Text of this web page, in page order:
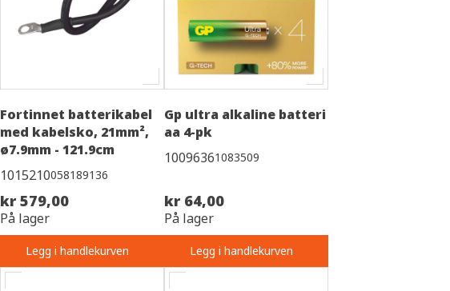
Fortinnet batterikabel
med kabelsko, 21mm²,
ø7.9mm - 121.9cm
1015210058189136
kr 579,00
På lager
Legg i handlekurven
Gp ultra alkaline batteri
aa 4-pk
10096361083509
kr 64,00
På lager
Legg i handlekurven